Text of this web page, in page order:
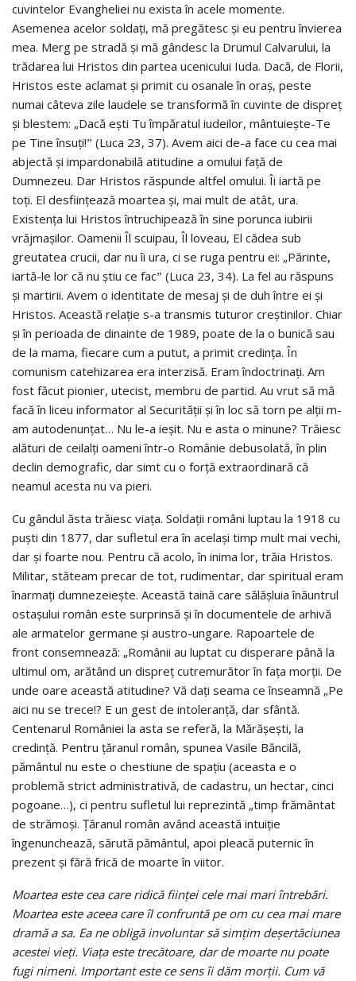
cuvintelor Evangheliei nu exista în acele momente.
Asemenea acelor soldați, mă pregătesc și eu pentru învierea
mea. Merg pe stradă și mă gândesc la Drumul Calvarului, la
trădarea lui Hristos din partea ucenicului Iuda. Dacă, de Florii,
Hristos este aclamat și primit cu osanale în oraș, peste
numai câteva zile laudele se transformă în cuvinte de dispreț
și blestem: „Dacă ești Tu împăratul iudeilor, mântuiește-Te
pe Tine însuți!ˮ (Luca 23, 37). Avem aici de-a face cu cea mai
abjectă și impardonabilă atitudine a omului față de
Dumnezeu. Dar Hristos răspunde altfel omului. Îi iartă pe
toți. El desființează moartea și, mai mult de atât, ura.
Existența lui Hristos întruchipează în sine porunca iubirii
vrăjmașilor. Oamenii Îl scuipau, Îl loveau, El cădea sub
greutatea crucii, dar nu îi ura, ci se ruga pentru ei: „Părinte,
iartă-le lor că nu știu ce facˮ (Luca 23, 34). La fel au răspuns
și martirii. Avem o identitate de mesaj și de duh între ei și
Hristos. Această relație s-a transmis tuturor creștinilor. Chiar
și în perioada de dinainte de 1989, poate de la o bunică sau
de la mama, fiecare cum a putut, a primit credința. În
comunism catehizarea era interzisă. Eram îndoctrinați. Am
fost făcut pionier, utecist, membru de partid. Au vrut să mă
facă în liceu informator al Securității și în loc să torn pe alții m-
am autodenunțat… Nu le-a ieșit. Nu e asta o minune? Trăiesc
alături de ceilalți oameni într-o Românie debusolată, în plin
declin demografic, dar simt cu o forță extraordinară că
neamul acesta nu va pieri.
Cu gândul ăsta trăiesc viața. Soldații români luptau la 1918 cu
puști din 1877, dar sufletul era în același timp mult mai vechi,
dar și foarte nou. Pentru că acolo, în inima lor, trăia Hristos.
Militar, stăteam precar de tot, rudimentar, dar spiritual eram
înarmați dumnezeiește. Această taină care sălășluia înăuntrul
ostașului român este surprinsă și în documentele de arhivă
ale armatelor germane și austro-ungare. Rapoartele de
front consemnează: „Românii au luptat cu disperare până la
ultimul om, arătând un dispreț cutremurător în fața morții. De
unde oare această atitudine? Vă dați seama ce înseamnă „Pe
aici nu se trece!? E un gest de intoleranță, dar sfântă.
Centenarul României la asta se referă, la Mărășești, la
credință. Pentru țăranul român, spunea Vasile Băncilă,
pământul nu este o chestiune de spațiu (aceasta e o
problemă strict administrativă, de cadastru, un hectar, cinci
pogoane…), ci pentru sufletul lui reprezintă „timp frământat
de strămoși. Țăranul român având această intuiție
îngenunchează, sărută pământul, apoi pleacă puternic în
prezent și fără frică de moarte în viitor.
Moartea este cea care ridică ființei cele mai mari întrebări.
Moartea este aceea care îl confruntă pe om cu cea mai mare
dramă a sa. Ea ne obligă involuntar să simțim deșertăciunea
acestei vieți. Viața este trecătoare, dar de moarte nu poate
fugi nimeni. Important este ce sens îi dăm morții. Cum vă